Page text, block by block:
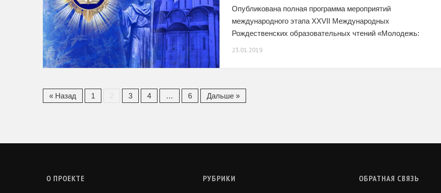
Опубликована полная программа мероприятий
международного этапа XXVII Международных
Рождественских образовательных чтений «Молодежь:
сайте Чтений в разделе «Календарь», по датам
23.01.2019
« Назад 1 3 4 … 6 Дальше »
О ПРОЕКТЕ РУБРИКИ ОБРАТНАЯ СВЯЗЬ